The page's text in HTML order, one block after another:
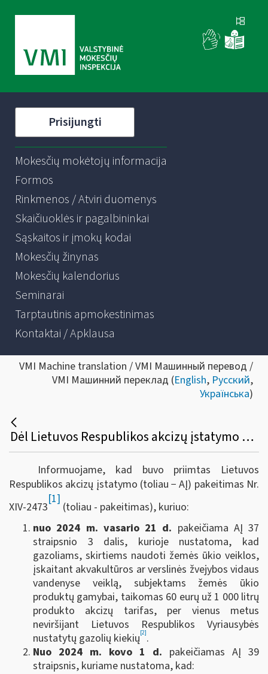
Prisijungti
Mokesčių mokėtojų informacija
Formos
Rinkmenos / Atviri duomenys
Skaičiuoklės ir pagalbininkai
Sąskaitos ir įmokų kodai
Mokesčių žinynas
Mokesčių kalendorius
Seminarai
Tarptautinis apmokestinimas
Kontaktai / Apklausa
VMI Machine translation / VMI Машинный перевод /
VMI Машинний переклад (English, Русский,
Українська)
Dėl Lietuvos Respublikos akcizų įstatymo pakeitimo
Informuojame, kad buvo priimtas Lietuvos
Respublikos akcizų įstatymo (toliau − AĮ) pakeitimas Nr.
XIV-2473
[1]
(toliau - pakeitimas), kuriuo:
nuo 2024 m. vasario 21 d. pakeičiama AĮ 37
straipsnio 3 dalis, kurioje nustatoma, kad
gazoliams, skirtiems naudoti žemės ūkio veiklos,
įskaitant akvakultūros ar verslinės žvejybos vidaus
vandenyse veiklą, subjektams žemės ūkio
produktų gamybai, taikomas 60 eurų už 1 000 litrų
produkto akcizų tarifas, per vienus metus
neviršijant Lietuvos Respublikos Vyriausybės
nustatytų gazolių kiekių[2].
Nuo 2024 m. kovo 1 d. pakeičiamas AĮ 39
straipsnis, kuriame nustatoma, kad: